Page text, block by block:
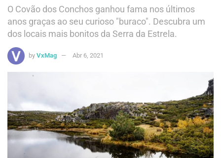
O Covão dos Conchos ganhou fama nos últimos
anos graças ao seu curioso "buraco". Descubra um
dos locais mais bonitos da Serra da Estrela.
by VxMag Abr 6, 2021